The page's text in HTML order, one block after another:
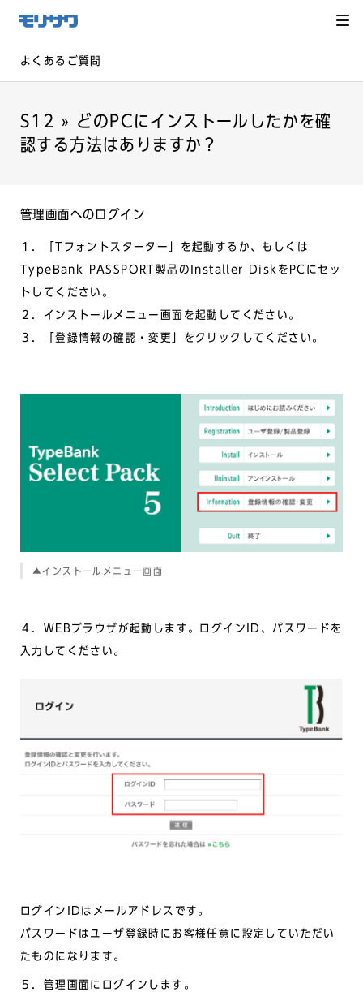
メ
ニュー
飛ばし
へ移動
よくあるご質問
S12 » どのPCにインストールしたかを確
認する方法はありますか？
管理画面へのログイン
１．「Tフォントスターター」を起動するか、もしくは
TypeBank PASSPORT製品のInstaller DiskをPCにセッ
トしてください。
２．インストールメニュー画面を起動してください。
３．「登録情報の確認・変更」をクリックしてください。
▲インストールメニュー画面
４．WEBブラウザが起動します。ログインID、パスワードを
入力してください。
ログインIDはメールアドレスです。
パスワードはユーザ登録時にお客様任意に設定していただい
たものになります。
５．管理画面にログインします。